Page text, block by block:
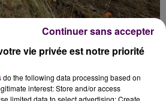
vie privée est notre priorité
do the following data processing based on
interest: Store and/or access
limited data to select advertising; Create
Continuer sans accepter